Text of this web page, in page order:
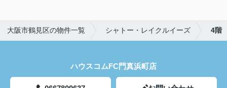
大阪市鶴見区の物件一覧 シャトー・レイクルイーズ 4階
ハウスコムFC門真浜町店